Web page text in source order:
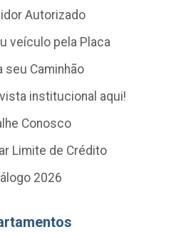
Autorizado
veículo pela Placa
seu Caminhão
institucional aqui!
Conosco
Limite de Crédito
2026